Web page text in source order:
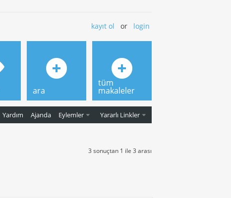
kayıt ol or login
Yardım Ajanda Eylemler Yararlı Linkler
ara
tüm
makaleler
3 sonuçtan 1 ile 3 arası